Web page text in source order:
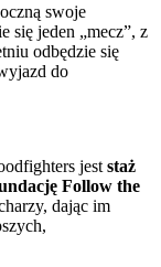
swoje
się jeden „mecz”, z
odbędzie się
do
jest staż
Follow the
dając im